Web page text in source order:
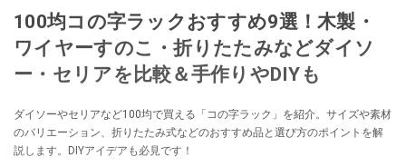
100均コの字ラックおすすめ9選！木製・
ワイヤーすのこ・折りたたみなどダイソ
ー・セリアを比較＆手作りやDIYも
ダイソーやセリアなど100均で買える「コの字ラック」を紹介。サイズや素材
のバリエーション、折りたたみ式などのおすすめ品と選び方のポイントを解
説します。DIYアイデアも必見です！